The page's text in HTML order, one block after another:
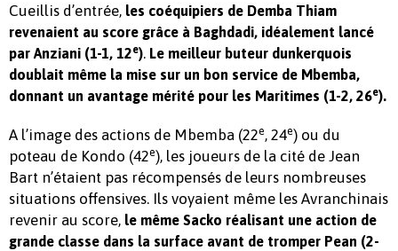
Cueillis d’entrée, les coéquipiers de Demba Thiam
revenaient au score grâce à Baghdadi, idéalement lancé
par Anziani (1-1, 12e). Le meilleur buteur dunkerquois
doublait même la mise sur un bon service de Mbemba,
donnant un avantage mérité pour les Maritimes (1-2, 26e).
A l’image des actions de Mbemba (22e, 24e) ou du
poteau de Kondo (42e), les joueurs de la cité de Jean
Bart n’étaient pas récompensés de leurs nombreuses
situations offensives. Ils voyaient même les Avranchinais
revenir au score, le même Sacko réalisant une action de
grande classe dans la surface avant de tromper Pean (2-